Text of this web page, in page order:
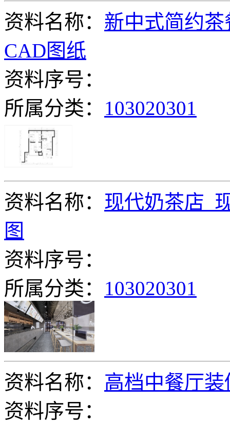
资料名称： 新中式简约
CAD图纸
资料序号：
所属分类： 103020301
资料名称： 现代奶茶店_
图
资料序号：
所属分类： 103020301
资料名称： 高档中餐厅
资料序号：